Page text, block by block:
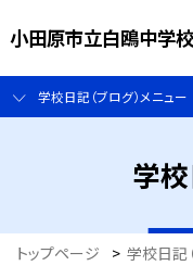
小田原市立白鴎中学校
学校日記（ブログ）メニュー
学校
トップページ > 学校日記